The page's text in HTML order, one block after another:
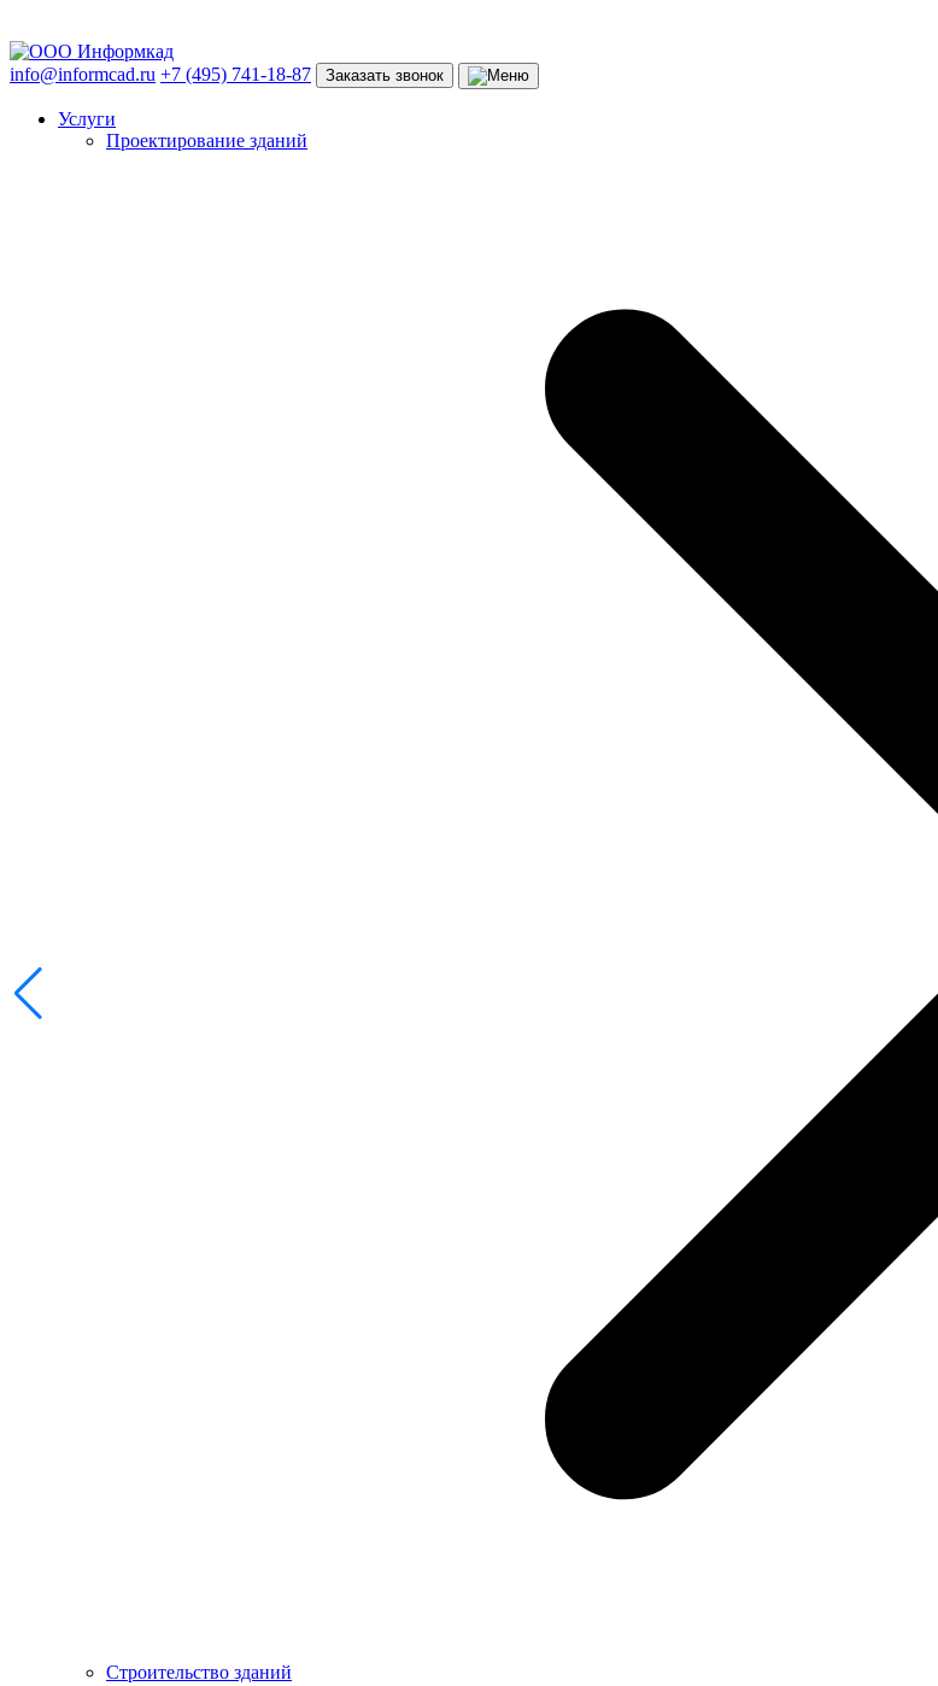
info@informcad.ru +7 (495) 741-18-87 Заказать звонок
Услуги
Проектирование зданий
Строительство зданий